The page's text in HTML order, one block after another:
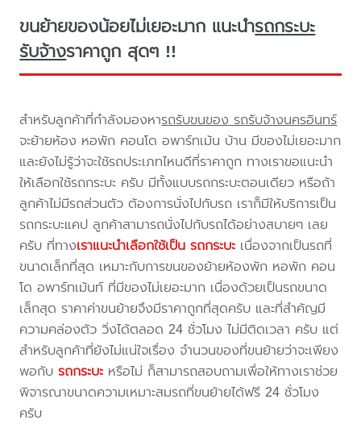
ขนย้ายของน้อยไม่เยอะมาก แนะนำรถกระบะ
รับจ้างราคาถูก สุดๆ !!
สำหรับลูกค้าที่กำลังมองหารถรับขนของ รถรับจ้างนครอินทร์
จะย้ายห้อง หอพัก คอนโด อพาร์ทเม้น บ้าน มีของไม่เยอะมาก
และยังไม่รู้ว่าจะใช้รถประเภทไหนดีที่ราคาถูก ทางเราขอแนะนำ
ให้เลือกใช้รถกระบะ ครับ มีทั้งแบบรถกระบะตอนเดียว หรือถ้า
ลูกค้าไม่มีรถส่วนตัว ต้องการนั่งไปกับรถ เราก็มีให้บริการเป็น
รถกระบะแคป ลูกค้าสามารถนั่งไปกับรถได้อย่างสบายๆ เลย
ครับ ที่ทางเราแนะนำเลือกใช้เป็น รถกระบะ เนื่องจากเป็นรถที่
ขนาดเล็กที่สุด เหมาะกับการขนของย้ายห้องพัก หอพัก คอน
โด อพาร์ทเม้นท์ ที่มีของไม่เยอะมาก เนื่องด้วยเป็นรถขนาด
เล็กสุด ราคาค่าขนย้ายจึงมีราคาถูกที่สุดครับ และที่สำคัญมี
ความคล่องตัว วิ่งได้ตลอด 24 ชั่วโมง ไม่มีติดเวลา ครับ แต่
สำหรับลูกค้าที่ยังไม่แน่ใจเรื่อง จำนวนของที่ขนย้ายว่าจะเพียง
พอกับรถกระบะ หรือไม่ ก็สามารถสอบถามเพื่อให้ทางเราช่วย
พิจารณาขนาดความเหมาะสมรถที่ขนย้ายได้ฟรี 24 ชั่วโมง
ครับ